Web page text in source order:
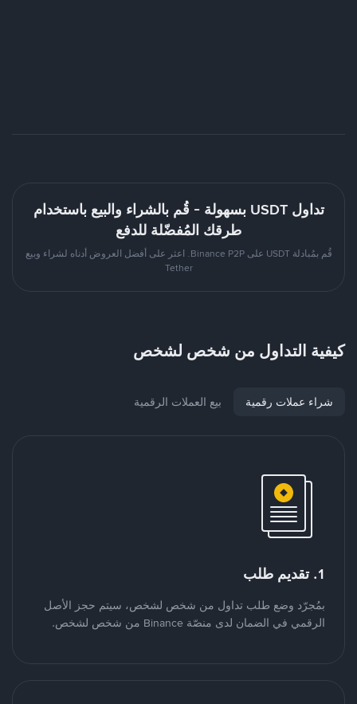
تداول USDT بسهولة - قُم بالشراء والبيع باستخدام
طرقك المُفضّلة للدفع
قُم بمُبادلة USDT على Binance P2P. اعثر على أفضل العروض أدناه لشراء وبيع
Tether
كيفية التداول من شخص لشخص
شراء عملات رقمية بيع العملات الرقمية
1. تقديم طلب
بمُجرّد وضع طلب تداول من شخص لشخص، سيتم حجز الأصل
الرقمي في الضمان لدى منصّة Binance من شخص لشخص.